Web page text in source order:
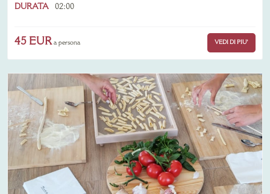
DURATA
02:00
45 EURa persona VEDI DI PIU'